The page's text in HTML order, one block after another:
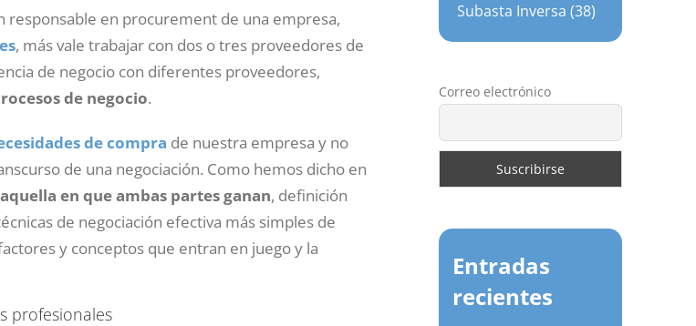
responsable en procurement de una empresa,
, más vale trabajar con dos o tres proveedores de
de negocio con diferentes proveedores,
de negocio.
de compra de nuestra empresa y no
de una negociación. Como hemos dicho en
en que ambas partes ganan, definición
de negociación efectiva más simples de
y conceptos que entran en juego y la
profesionales
Subasta Inversa (38)
Correo electrónico
Entradas
recientes